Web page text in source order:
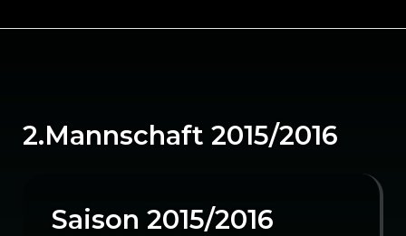
2.Mannschaft 2015/2016
Saison 2015/2016